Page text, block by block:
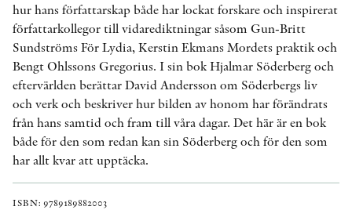
hur hans författarskap både har lockat forskare och inspirerat
författarkollegor till vidarediktningar såsom Gun-Britt
Sundströms För Lydia, Kerstin Ekmans Mordets praktik och
Bengt Ohlssons Gregorius. I sin bok Hjalmar Söderberg och
eftervärlden berättar David Andersson om Söderbergs liv
och verk och beskriver hur bilden av honom har förändrats
från hans samtid och fram till våra dagar. Det här är en bok
både för den som redan kan sin Söderberg och för den som
har allt kvar att upptäcka.
ISBN: 9789189882003